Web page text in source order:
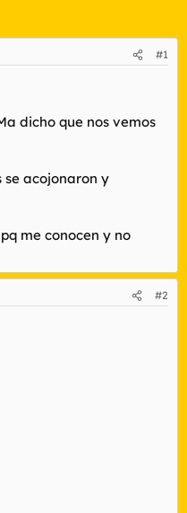
#1
dicho que nos vemos
se acojonaron y
me conocen y no
#2